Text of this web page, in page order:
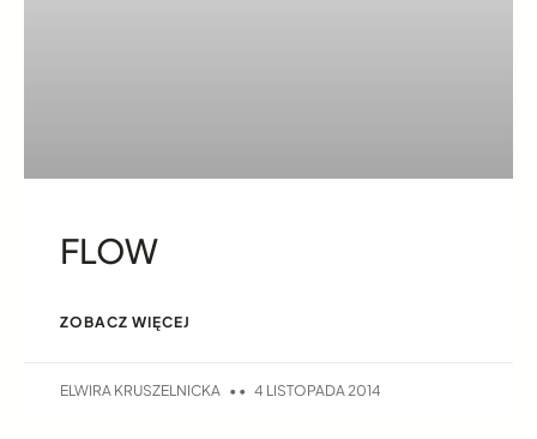
FLOW
ZOBACZ WIĘCEJ
ELWIRA KRUSZELNICKA 4 LISTOPADA 2014